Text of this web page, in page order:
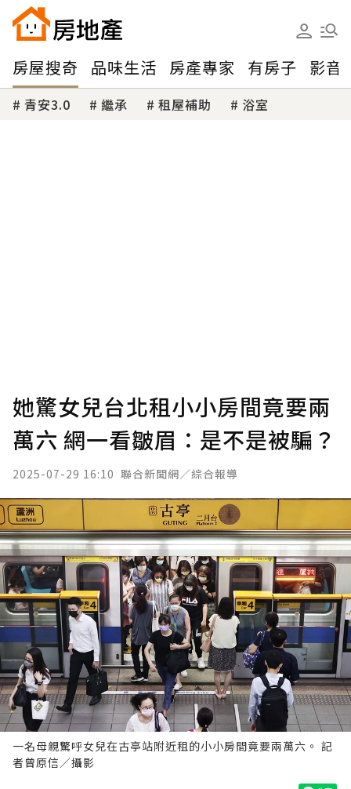
房屋搜奇 品味生活 房產專家 有房子 影音
青安3.0 繼承 租屋補助 浴室
她驚女兒台北租小小房間竟要兩
萬六 網一看皺眉：是不是被騙？
2025-07-29 16:10 聯合新聞網／綜合報導
一名母親驚呼女兒在古亭站附近租的小小房間竟要兩萬六。 記
者曾原信／攝影